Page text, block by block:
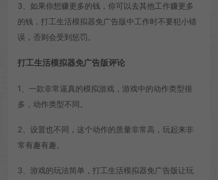
3、如果你想赚更多的钱，你可以去其他工作赚更多
的钱，打工生活模拟器免广告版中工作时不要犯小错
误，否则会受到惩罚。
打工生活模拟器免广告版评论
1、一款非常逼真的模拟游戏，游戏中的动作类型很
多，动作类型不同。
2、设置也不同，这个动作的质量非常高，玩起来非
常有趣有趣。
3、游戏的玩法简单，打工生活模拟器免广告版让玩